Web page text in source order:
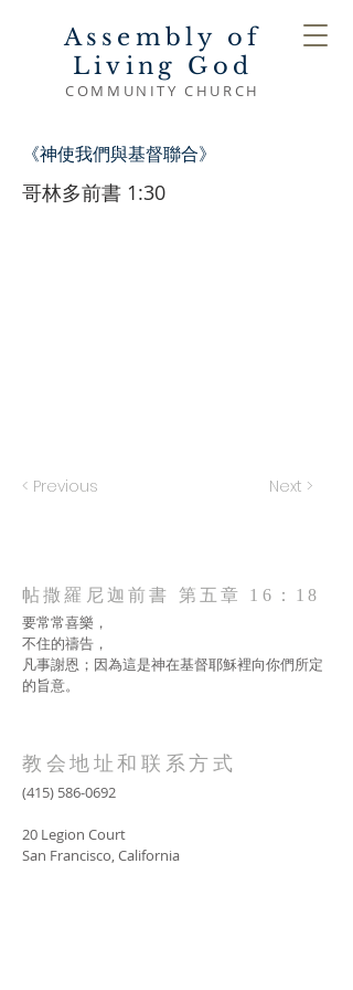
Assembly of
Living God
COMMUNITY CHURCH
《神使我們與基督聯合》
哥林多前書 1:30
< Previous Next >
帖撒羅尼迦前書 第五章 16：18
要常常喜樂，
不住的禱告，
凡事謝恩；因為這是神在基督耶穌裡向你們所定
的旨意。
教会地址和联系方式
(415) 586-0692
20 Legion Court
San Francisco, California